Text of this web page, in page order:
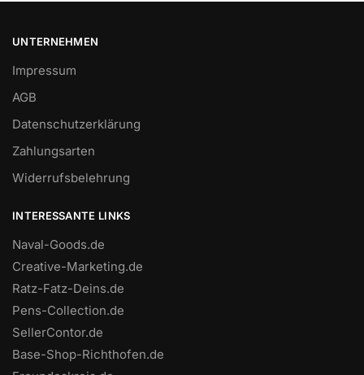
UNTERNEHMEN
Impressum
AGB
Datenschutzerklärung
Zahlungsarten
Widerrufsbelehrung
INTERESSANTE LINKS
Naval-Goods.de
Creative-Marketing.de
Ratz-Fatz-Deins.de
Pens-Collection.de
SellerContor.de
Base-Shop-Richthofen.de